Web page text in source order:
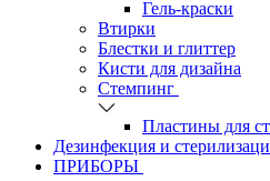
Гель-краски
Втирки
Блестки и глиттер
Кисти для дизайна
Стемпинг
Пластины для
Дезинфекция и
ПРИБОРЫ